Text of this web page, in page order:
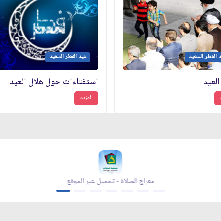
الفطر السعيد عيد الفطر السعيد
استفتاءات حول هلال العيد
المزيد
معراج الصلاة - تحميل عبر الموقع